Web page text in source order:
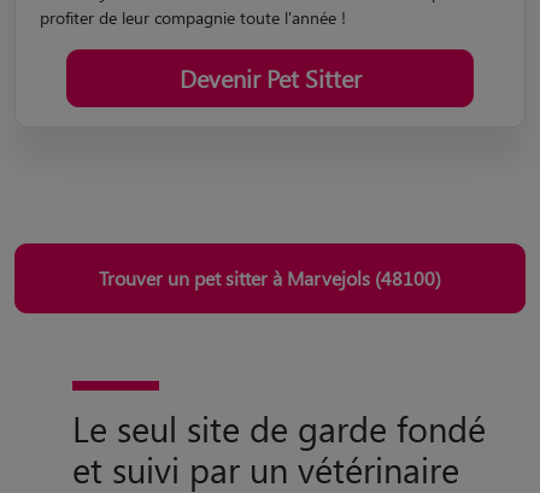
profiter de leur compagnie toute l'année !
Devenir Pet Sitter
Trouver un pet sitter à Marvejols (48100)
Le seul site de garde fondé
et suivi par un vétérinaire